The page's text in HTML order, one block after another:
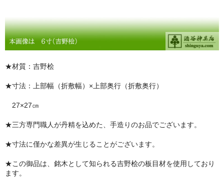
★材質：吉野桧
★寸法：上部幅（折敷幅）×上部奥行（折敷奥行）
27×27㎝
★三方専門職人が丹精を込めた、手造りのお品でございます。
★寸法に僅かな差異が生じることがございます。
★この御品は、銘木として知られる吉野桧の板目材を使用しており
ます。